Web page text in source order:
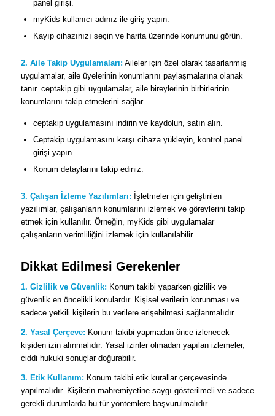
panel girişi.
myKids kullanıcı adınız ile giriş yapın.
Kayıp cihazınızı seçin ve harita üzerinde konumunu görün.
2. Aile Takip Uygulamaları: Aileler için özel olarak tasarlanmış
uygulamalar, aile üyelerinin konumlarını paylaşmalarına olanak
tanır. ceptakip gibi uygulamalar, aile bireylerinin birbirlerinin
konumlarını takip etmelerini sağlar.
ceptakip uygulamasını indirin ve kaydolun, satın alın.
Ceptakip uygulamasını karşı cihaza yükleyin, kontrol panel
girişi yapın.
Konum detaylarını takip ediniz.
3. Çalışan İzleme Yazılımları: İşletmeler için geliştirilen
yazılımlar, çalışanların konumlarını izlemek ve görevlerini takip
etmek için kullanılır. Örneğin, myKids gibi uygulamalar
çalışanların verimliliğini izlemek için kullanılabilir.
Dikkat Edilmesi Gerekenler
1. Gizlilik ve Güvenlik: Konum takibi yaparken gizlilik ve
güvenlik en öncelikli konulardır. Kişisel verilerin korunması ve
sadece yetkili kişilerin bu verilere erişebilmesi sağlanmalıdır.
2. Yasal Çerçeve: Konum takibi yapmadan önce izlenecek
kişiden izin alınmalıdır. Yasal izinler olmadan yapılan izlemeler,
ciddi hukuki sonuçlar doğurabilir.
3. Etik Kullanım: Konum takibi etik kurallar çerçevesinde
yapılmalıdır. Kişilerin mahremiyetine saygı gösterilmeli ve sadece
gerekli durumlarda bu tür yöntemlere başvurulmalıdır.